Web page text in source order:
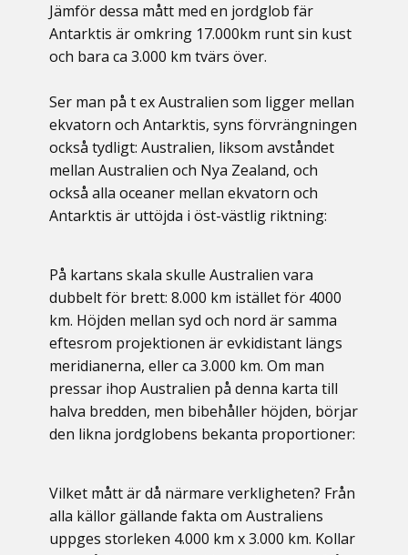
Jämför dessa mått med en jordglob fär
Antarktis är omkring 17.000km runt sin kust
och bara ca 3.000 km tvärs över.
Ser man på t ex Australien som ligger mellan
ekvatorn och Antarktis, syns förvrängningen
också tydligt: Australien, liksom avståndet
mellan Australien och Nya Zealand, och
också alla oceaner mellan ekvatorn och
Antarktis är uttöjda i öst-västlig riktning:
På kartans skala skulle Australien vara
dubbelt för brett: 8.000 km istället för 4000
km. Höjden mellan syd och nord är samma
eftesrom projektionen är evkidistant längs
meridianerna, eller ca 3.000 km. Om man
pressar ihop Australien på denna karta till
halva bredden, men bibehåller höjden, börjar
den likna jordglobens bekanta proportioner:
Vilket mått är då närmare verkligheten? ​Från
alla källor gällande fakta om Australiens
uppges storleken 4.000 km x 3.000 km. Kollar